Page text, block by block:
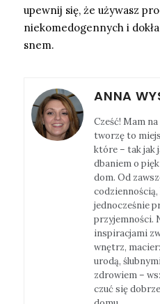
upewnij się, że używasz
niekomedogennych i
snem.
ANNA
Cześć! Mam
tworzę to
które – tak jak
dbaniem o
dom. Od
jednocześnie
przyjemności.
inspiracjami
wnętrz,
urodą,
zdrowiem –
czuć się